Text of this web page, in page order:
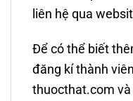
liên hệ qua
Để có thể biết
đăng kí thành
thuocthat.com